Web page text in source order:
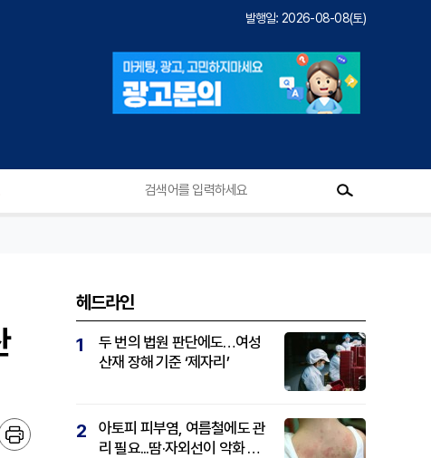
발행일: 2026-08-08(토)
헤드라인
1
두 번의 법원 판단에도…여성
산재 장해 기준 ‘제자리’
2
아토피 피부염, 여름철에도 관
리 필요...땀·자외선이 악화 요